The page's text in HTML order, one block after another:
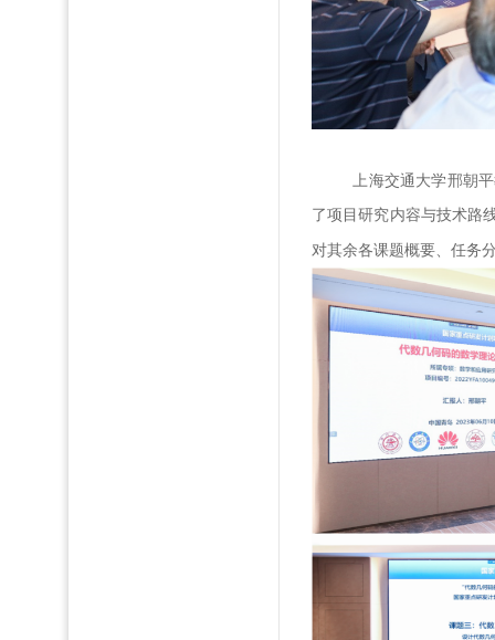
上海交通大学邢朝
了项目研究内容与技术路
对其余各课题概要、任务